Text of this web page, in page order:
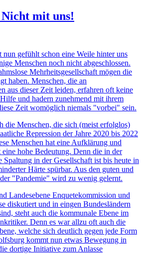
mit uns!
gefühlt schon eine Weile hinter uns
Menschen noch nicht abgeschlossen.
Mehrheitsgesellschaft mögen die
haben. Menschen, die an
aus dieser Zeit leiden, erfahren oft keine
und hadern zunehmend mit ihrem
Zeit womöglich niemals "vorbei" sein.
die Menschen, die sich (meist erfolglos)
Repression der Jahre 2020 bis 2022
Menschen hat eine Aufklärung und
hohe Bedeutung. Denn die in der
Spaltung in der Gesellschaft ist bis heute in
Härte spürbar. Aus den guten und
"Pandemie" wird zu wenig gelernt.
Landesebene Enquetekommission und
diskutiert und in eingen Bundesländern
steht auch die kommunale Ebene im
Denn es war allzu oft auch die
welche sich deutlich gegen jede Form
kommt nun etwas Bewegung in
dortige Initiative zum Anlasse